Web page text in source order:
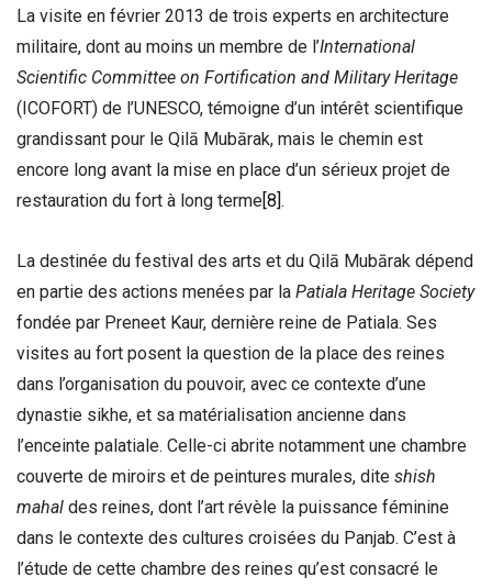
La visite en février 2013 de trois experts en architecture
militaire, dont au moins un membre de l’International
Scientific Committee on Fortification and Military Heritage
(ICOFORT) de l’UNESCO, témoigne d’un intérêt scientifique
grandissant pour le Qilā Mubārak, mais le chemin est
encore long avant la mise en place d’un sérieux projet de
restauration du fort à long terme [8] .
La destinée du festival des arts et du Qilā Mubārak dépend
en partie des actions menées par la Patiala Heritage Society
fondée par Preneet Kaur, dernière reine de Patiala. Ses
visites au fort posent la question de la place des reines
dans l’organisation du pouvoir, avec ce contexte d’une
dynastie sikhe, et sa matérialisation ancienne dans
l’enceinte palatiale. Celle-ci abrite notamment une chambre
couverte de miroirs et de peintures murales, dite shish
mahal des reines, dont l’art révèle la puissance féminine
dans le contexte des cultures croisées du Panjab. C’est à
l’étude de cette chambre des reines qu’est consacré le